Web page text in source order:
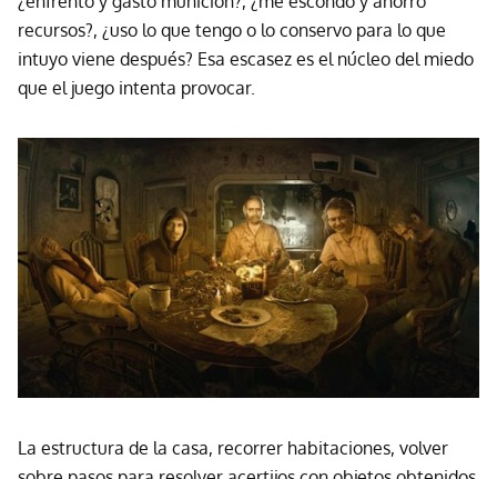
recursos?, ¿uso lo que tengo o lo conservo para lo que
intuyo viene después? Esa escasez es el núcleo del miedo
que el juego intenta provocar.
La estructura de la casa, recorrer habitaciones, volver